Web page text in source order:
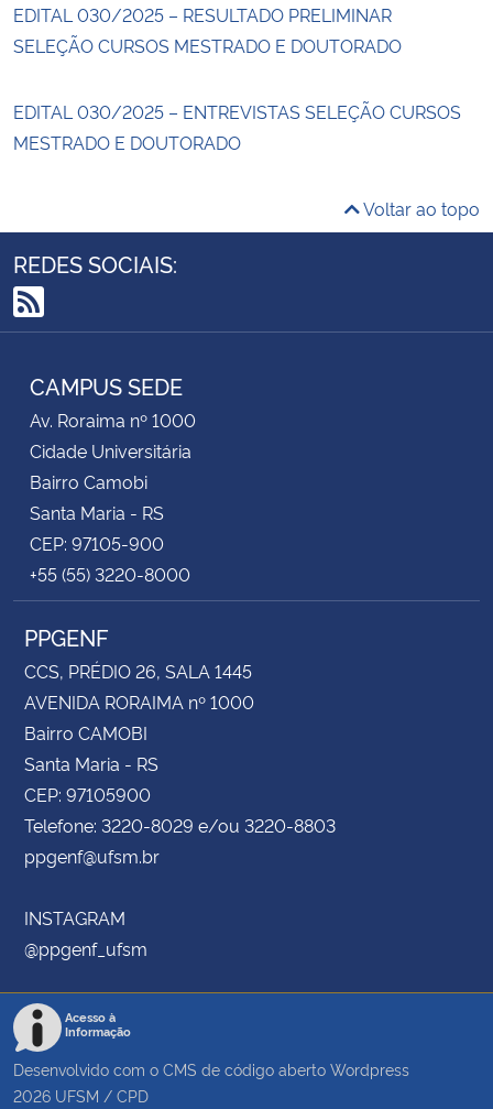
EDITAL 030/2025 – RESULTADO PRELIMINAR
SELEÇÃO CURSOS MESTRADO E DOUTORADO
EDITAL 030/2025 – ENTREVISTAS SELEÇÃO CURSOS
MESTRADO E DOUTORADO
Voltar ao topo
REDES SOCIAIS:
RSS
CAMPUS SEDE
Av. Roraima nº 1000
Cidade Universitária
Bairro Camobi
Santa Maria - RS
CEP: 97105-900
+55 (55) 3220-8000
PPGENF
CCS, PRÉDIO 26, SALA 1445
AVENIDA RORAIMA nº 1000
Bairro CAMOBI
Santa Maria - RS
CEP: 97105900
Telefone: 3220-8029 e/ou 3220-8803
ppgenf@ufsm.br
INSTAGRAM
@ppgenf_ufsm
Acesso à
Informação
Desenvolvido com o CMS de código aberto Wordpress
2026 UFSM / CPD